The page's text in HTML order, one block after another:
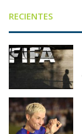
RECIENTES